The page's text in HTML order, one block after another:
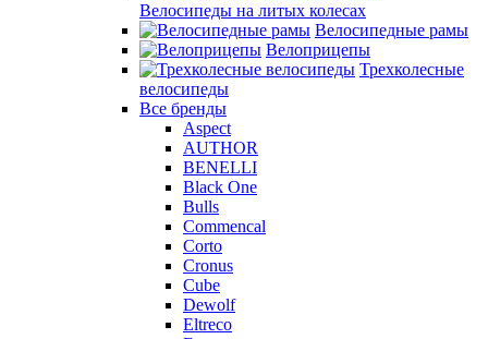
Велосипеды на литых колесах
Велосипедные рамы
Велоприцепы
Трехколесные
велосипеды
Все бренды
Aspect
AUTHOR
BENELLI
Black One
Bulls
Commencal
Corto
Cronus
Cube
Dewolf
Eltreco